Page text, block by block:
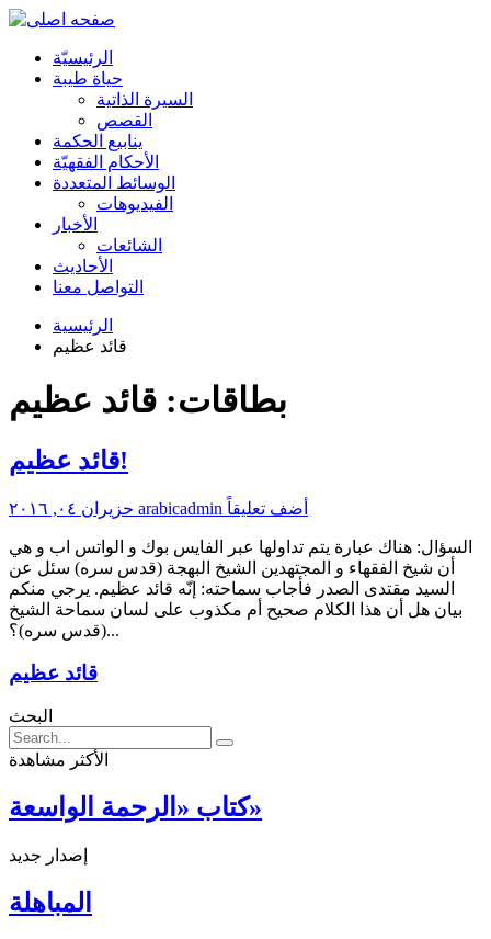
الرئیسیّة
حياة طيبة
السيرة الذاتية
القصص
ينابيع الحكمة
الأحکام الفقهیّة
الوسائط المتعددة
الفیدیوهات
الأخبار
الشائعات
الأحادیث
التواصل معنا
الرئيسية
قائد عظيم
بطاقات: قائد عظيم
قائد عظيم!
arabicadmin أضف تعليقاً
السؤال: هناك عبارة يتم تداولها عبر الفايس بوك و الواتس اب و هي
أن شيخ الفقهاء و المجتهدين الشيخ البهجة (قدس سره) سئل عن
السيد مقتدى الصدر فأجاب سماحته: إنّه قائد عظيم. يرجي منكم
بيان هل أن هذا الكلام صحيح أم مكذوب على لسان سماحة الشيخ
(قدس سره)؟...
قائد عظيم
البحث
الأكثر مشاهدة
كتاب «الرحمة الواسعة»
إصدار جديد
المباهلة